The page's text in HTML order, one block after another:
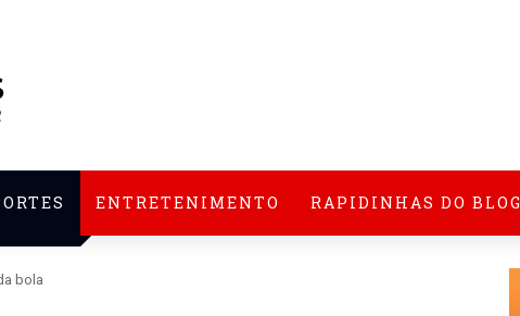
ENTRETENIMENTO RAPIDINHAS DO BLOG
bola